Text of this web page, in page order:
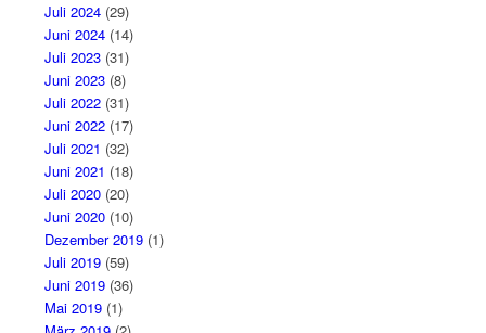
Juli 2024(29)
Juni 2024(14)
Juli 2023(31)
Juni 2023(8)
Juli 2022(31)
Juni 2022(17)
Juli 2021 (32)
Juni 2021 (18)
Juli 2020(20)
Juni 2020(10)
Dezember 2019(1)
Juli 2019(59)
Juni 2019(36)
Mai 2019(1)